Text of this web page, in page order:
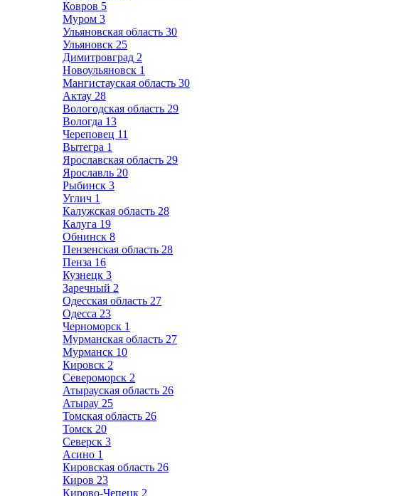
Ковров 5
Муром 3
Ульяновская область 30
Ульяновск 25
Димитровград 2
Новоульяновск 1
Мангистауская область 30
Актау 28
Вологодская область 29
Вологда 13
Череповец 11
Вытегра 1
Ярославская область 29
Ярославль 20
Рыбинск 3
Углич 1
Калужская область 28
Калуга 19
Обнинск 8
Пензенская область 28
Пенза 16
Кузнецк 3
Заречный 2
Одесская область 27
Одесса 23
Черноморск 1
Мурманская область 27
Мурманск 10
Кировск 2
Североморск 2
Атырауская область 26
Атырау 25
Томская область 26
Томск 20
Северск 3
Асино 1
Кировская область 26
Киров 23
Кирово-Чепецк 2